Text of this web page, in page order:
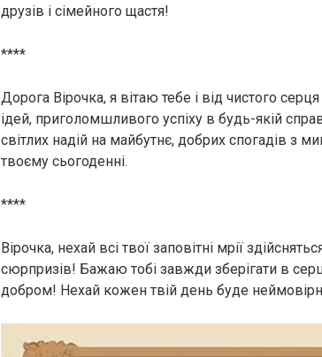
друзів і сімейного щастя!
****
Дорога Вірочка, я вітаю тебе і від чистого
ідей, приголомшливого успіху в будь-якій
світлих надій на майбутнє, добрих спогадів з
твоєму сьогоденні.
****
Вірочка, нехай всі твої заповітні мрії
сюрпризів! Бажаю тобі завжди зберігати в
добром! Нехай кожен твій день буде